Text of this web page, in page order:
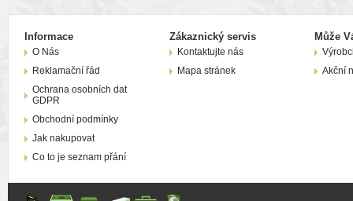
Informace
O Nás
Reklamační řád
Ochrana osobních dat
GDPR
Obchodní podmínky
Jak nakupovat
Co to je seznam přání
Zákaznický servis
Kontaktujte nás
Mapa stránek
Může
Akční